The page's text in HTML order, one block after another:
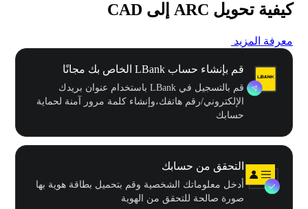
كيفية تحويل ARC إلى CAD
معرفة المزيد
قم بإنشاء حساب LBank الخاص بك مجانًا
قم بالتسجيل في LBank باستخدام عنوان بريدك
الإلكتروني/رقم هاتفك،وإنشاء كلمة مرور آمنة لحماية
حسابك
التحقق من حسابك
أدخل معلوماتك الشخصية وقم بتحميل بطاقة هوية بها
صورة صالحة للتحقق من الهوية